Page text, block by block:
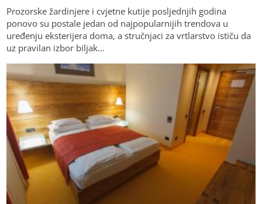
​Prozorske žardinjere i cvjetne kutije posljednjih godina
ponovo su postale jedan od najpopularnijih trendova u
uređenju eksterijera doma, a stručnjaci za vrtlarstvo ističu da
uz pravilan izbor biljak…